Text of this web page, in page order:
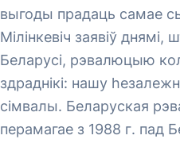
выгоды прадаць самае
Мілінкевіч заявіў
Беларусі, рэвалюцыю
здраднікі: нашу
сімвалы. Беларуская
перамагае з 1988 г.